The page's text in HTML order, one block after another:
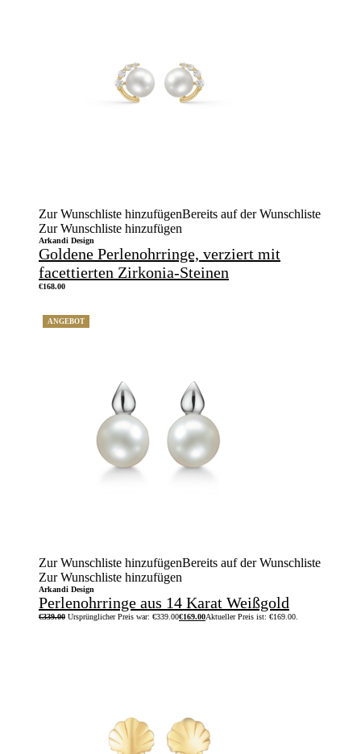
Zur Wunschliste hinzufügenBereits auf der Wunschliste
Zur Wunschliste hinzufügen
Arkandi Design
Goldene Perlenohrringe, verziert mit
facettierten Zirkonia-Steinen
€168.00
ANGEBOT
Zur Wunschliste hinzufügenBereits auf der Wunschliste
Zur Wunschliste hinzufügen
Arkandi Design
Perlenohrringe aus 14 Karat Weißgold
€339.00 Ursprünglicher Preis war: €339.00€169.00Aktueller Preis ist: €169.00.